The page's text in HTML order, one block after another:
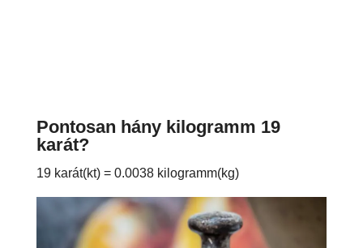
Pontosan hány kilogramm 19
karát?
19 karát(kt) = 0.0038 kilogramm(kg)